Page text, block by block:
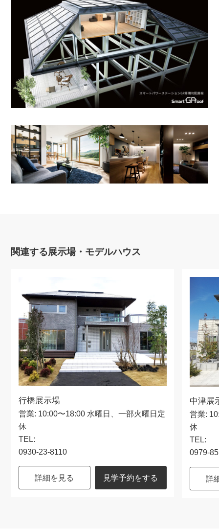
関連する展示場・モデルハウス
行橋展示場
営業: 10:00〜18:00 水曜日、一部火曜日定
休
TEL:
0930-23-8110
詳細を見る 見学予約をする
中津展
営業:
休
TEL:
0979-
詳